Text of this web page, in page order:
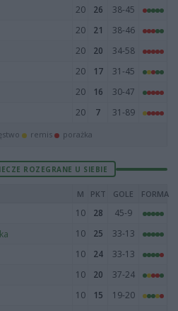
20 26
38-45
20 21
38-46
20 20
34-58
20 17
31-45
20 16
30-47
20 7 31-89
remis porażka
ROZEGRANE U SIEBIE
M PKT GOLE FORMA
10 28
45-9
10 25
33-13
10 24
33-13
10 20
37-24
10 15
19-20